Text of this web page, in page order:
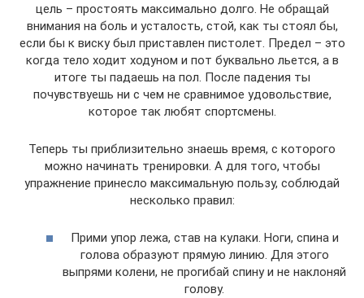
цель – простоять максимально долго. Не обращай
внимания на боль и усталость, стой, как ты стоял бы,
если бы к виску был приставлен пистолет. Предел – это
когда тело ходит ходуном и пот буквально льется, а в
итоге ты падаешь на пол. После падения ты
почувствуешь ни с чем не сравнимое удовольствие,
которое так любят спортсмены.
Теперь ты приблизительно знаешь время, с которого
можно начинать тренировки. А для того, чтобы
упражнение принесло максимальную пользу, соблюдай
несколько правил:
Прими упор лежа, став на кулаки. Ноги, спина и
голова образуют прямую линию. Для этого
выпрями колени, не прогибай спину и не наклоняй
голову.